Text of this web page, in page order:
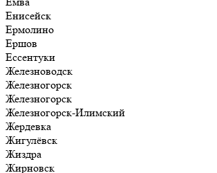
Енисейск
Ермолино
Ершов
Ессентуки
Железноводск
Железногорск
Железногорск
Железногорск-Илимский
Жердевка
Жигулёвск
Жиздра
Жирновск